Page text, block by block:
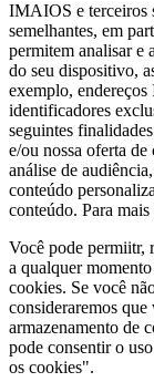
IMAIOS e terceiros
semelhantes, em
permitem analisar e
do seu dispositivo,
exemplo, endereços
identificadores
seguintes
e/ou nossa oferta
análise de
conteúdo
conteúdo. Para
Você pode permiitr,
a qualquer
cookies. Se você
consideraremos
armazenamento de
pode consentir o
os cookies".